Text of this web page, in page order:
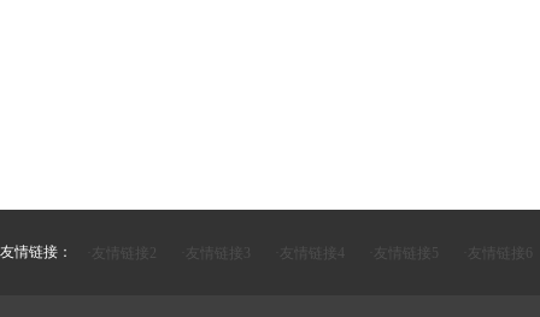
友情链接： ·友情链接2 ·友情链接3 ·友情链接4 ·友情链接5 ·友情链接6